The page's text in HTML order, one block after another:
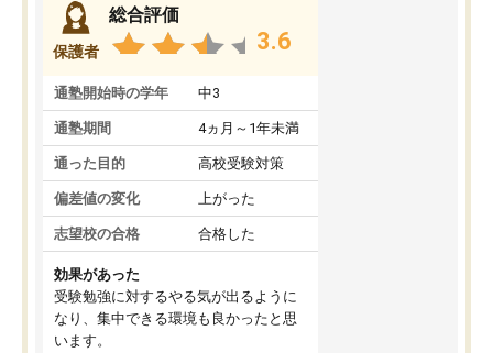
保護者
総合評価
3.6
通塾開始時の学年 中3
通塾期間 4ヵ月～1年未満
通った目的 高校受験対策
偏差値の変化 上がった
志望校の合格 合格した
効果があった
受験勉強に対するやる気が出るように
なり、集中できる環境も良かったと思
います。